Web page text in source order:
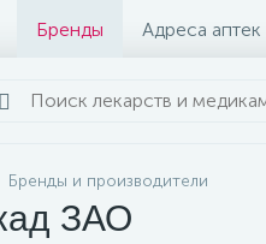
Бренды Адреса аптек
Бренды и производители
ЗАО